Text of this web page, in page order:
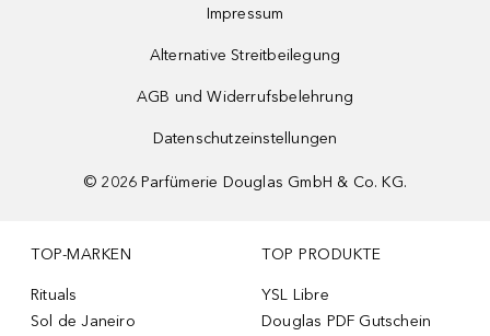
Impressum
Alternative Streitbeilegung
AGB und Widerrufsbelehrung
Datenschutzeinstellungen
© 2026 Parfümerie Douglas GmbH & Co. KG.
TOP-MARKEN
Rituals
Sol de Janeiro
TOP PRODUKTE
YSL Libre
Douglas PDF Gutschein